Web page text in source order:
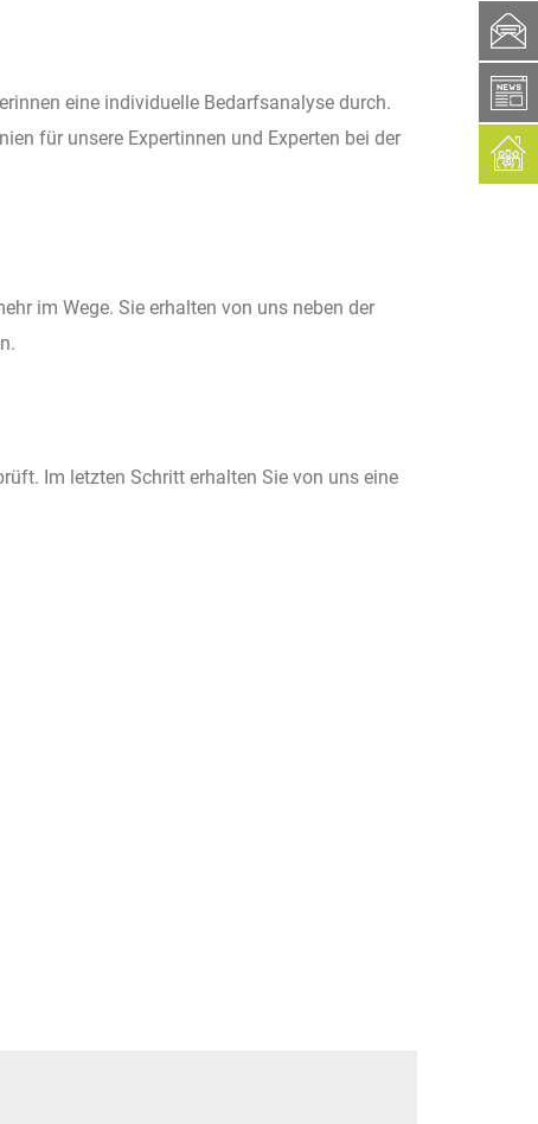
ph
box
eine individuelle Bedarfsanalyse durch.
für unsere Expertinnen und Experten bei der
im Wege. Sie erhalten von uns neben der
Im letzten Schritt erhalten Sie von uns eine